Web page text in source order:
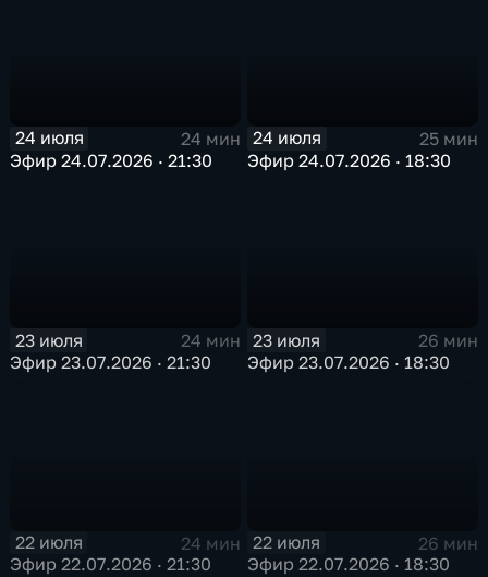
24 июля
24 мин
Эфир 24.07.2026 · 21:30
24 июля
25 мин
Эфир 24.07.2026 · 18:30
23 июля
24 мин
Эфир 23.07.2026 · 21:30
23 июля
26 мин
Эфир 23.07.2026 · 18:30
22 июля
24 мин
Эфир 22.07.2026 · 21:30
22 июля
26 мин
Эфир 22.07.2026 · 18:30